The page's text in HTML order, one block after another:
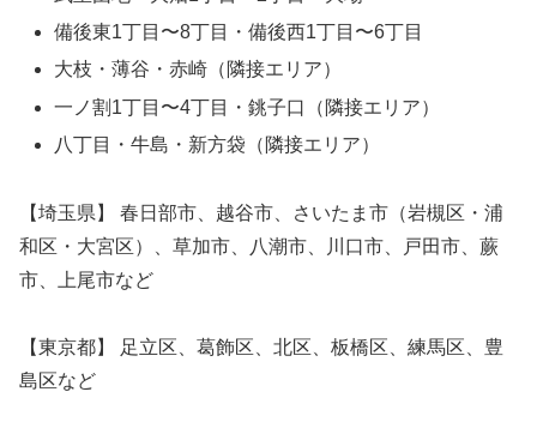
備後東1丁目〜8丁目・備後西1丁目〜6丁目
大枝・薄谷・赤崎（隣接エリア）
一ノ割1丁目〜4丁目・銚子口（隣接エリア）
八丁目・牛島・新方袋（隣接エリア）
【埼玉県】 春日部市、越谷市、さいたま市（岩槻区・浦
和区・大宮区）、草加市、八潮市、川口市、戸田市、蕨
市、上尾市など
【東京都】 足立区、葛飾区、北区、板橋区、練馬区、豊
島区など